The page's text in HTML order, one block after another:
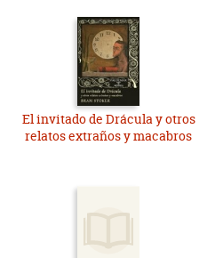
El invitado de Drácula y otros
relatos extraños y macabros